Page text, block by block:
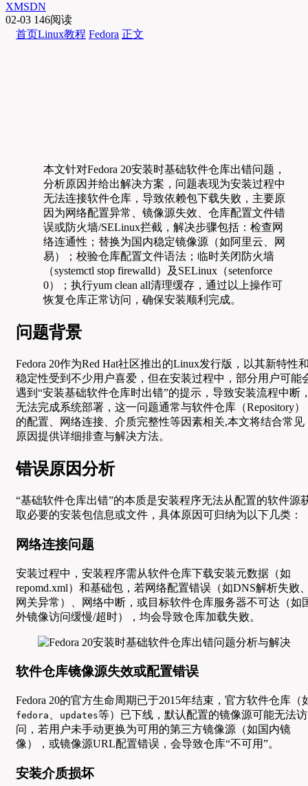
XMSDN
02-03 146阅读
首页Linux教程 Fedora 正文
本文针对Fedora 20安装时基础软件仓库出错问题，
分析原因并给出解决方案，问题表现为安装过程中
无法连接软件仓库，导致依赖包下载失败，主要原
因为网络配置异常、镜像源失效、仓库配置文件错
误或防火墙/SELinux拦截，解决步骤包括：检查网
络连通性；替换为国内稳定镜像源（如阿里云、网
易）；校验仓库配置文件语法；临时关闭防火墙
（systemctl stop firewalld）及SELinux（setenforce
0）；执行yum clean all清理缓存，通过以上操作可
恢复仓库正常访问，确保安装顺利完成。
问题背景
Fedora 20作为Red Hat社区推出的Linux发行版，以其新特性
稳定性受到不少用户喜爱，但在安装过程中，部分用户可能
遇到“安装基础软件仓库时出错”的提示，导致安装流程中断
无法完成系统部署，这一问题通常与软件仓库（Repository）
的配置、网络连接、介质完整性等因素相关,本文将结合常见
原因提供详细排查与解决方法。
错误原因分析
“基础软件仓库出错”的本质是安装程序无法从配置的软件源
取必要的安装包信息或文件，具体原因可归纳为以下几类：
网络连接问题
安装过程中，安装程序需从软件仓库下载安装元数据（如
repomd.xml）和基础包，若网络配置错误（如DNS解析失败
网关异常）、网络中断，或目标软件仓库服务器不可达（如
外镜像访问缓慢/超时），均会导致仓库加载失败。
软件仓库镜像源失效或配置错误
Fedora 20的官方生命周期已于2015年结束，官方软件仓库（
fedora updates等）已下线，默认配置的镜像源可能无法访
问，若用户未手动更换为可用的第三方镜像源（如国内镜
像），或镜像源URL配置错误，会导致仓库“不可用”。
安装介质损坏